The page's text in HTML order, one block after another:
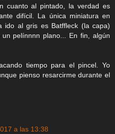
cuanto al pintado, la verdad es
difícil. La única miniatura en
ido al gris es Batffleck (la capa)
pelínnnn plano... En fin, algún
tiempo para el pincel. Yo
pienso resarcirme durante el
a las 13:38